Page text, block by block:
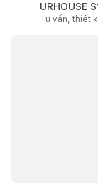
URHOUSE
Tư vấn, thiết